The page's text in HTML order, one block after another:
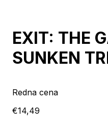
EXIT: THE
SUNKEN
Redna cena
€14,49